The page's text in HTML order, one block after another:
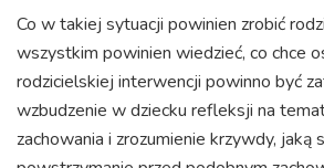
Co w takiej sytuacji powinien zrobić
wszystkim powinien wiedzieć, co chce
rodzicielskiej interwencji powinno być
wzbudzenie w dziecku refleksji na
zachowania i zrozumienie krzywdy, jaką